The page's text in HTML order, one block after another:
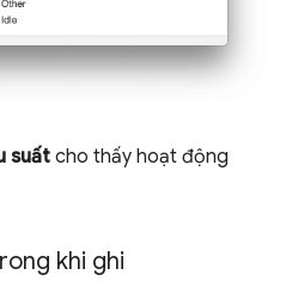
suất cho thấy hoạt động
khi ghi